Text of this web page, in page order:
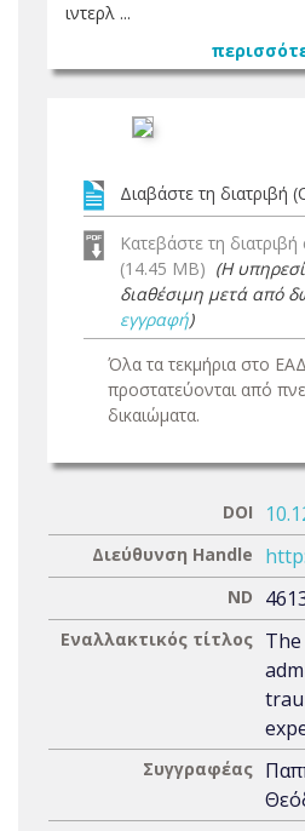
ιντερλ ...
Διαβάστε τη διατριβή
Κατεβάστε τη
(14.45 MB) (Η
διαθέσιμη μετά από
εγγραφή)
Όλα τα τεκμήρια στο
προστατεύονται από
δικαιώματα.
DOI
Διεύθυνση Handle
ND
Εναλλακτικός τίτλος
Συγγραφέας